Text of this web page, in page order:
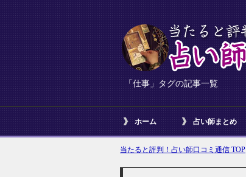
「仕事」タグの記事一覧
ホーム 占い師まとめ
当たると評判！占い師口コミ通信 TOP